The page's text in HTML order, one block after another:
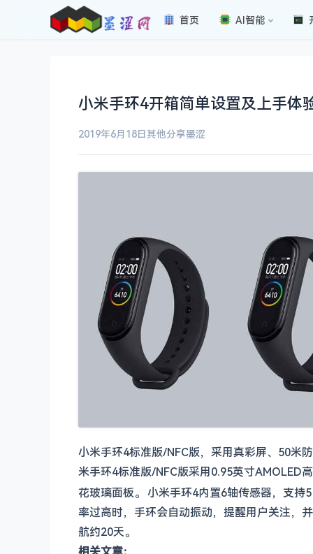
首页 AI智能
小米手环4开箱简单设置及上手
2019年6月18日其他分享墨涩
小米手环4标准版/NFC版，采用真彩屏、50米
米手环4标准版/NFC版采用0.95英寸AMOLED
花玻璃面板。 小米手环4内置6轴传感器，支持
率过高时，手环会自动振动，提醒用户关注，
航约20天。